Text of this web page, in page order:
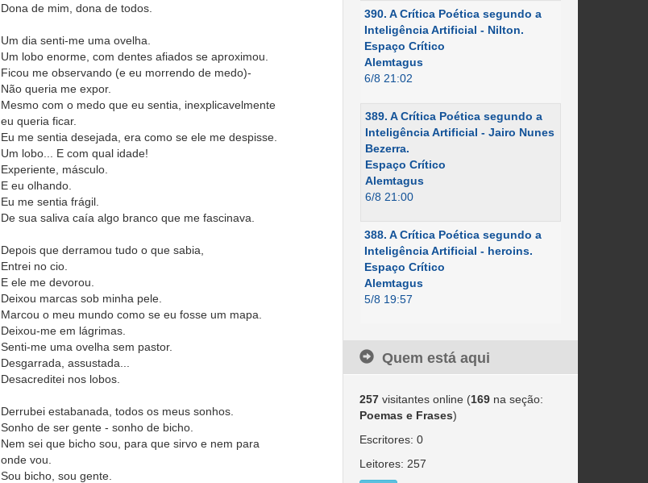
Dona de mim, dona de todos.
Um dia senti-me uma ovelha.
Um lobo enorme, com dentes afiados se aproximou.
Ficou me observando (e eu morrendo de medo)-
Não queria me expor.
Mesmo com o medo que eu sentia, inexplicavelmente
eu queria ficar.
Eu me sentia desejada, era como se ele me despisse.
Um lobo... E com qual idade!
Experiente, másculo.
E eu olhando.
Eu me sentia frágil.
De sua saliva caía algo branco que me fascinava.
Depois que derramou tudo o que sabia,
Entrei no cio.
E ele me devorou.
Deixou marcas sob minha pele.
Marcou o meu mundo como se eu fosse um mapa.
Deixou-me em lágrimas.
Senti-me uma ovelha sem pastor.
Desgarrada, assustada...
Desacreditei nos lobos.
Derrubei estabanada, todos os meus sonhos.
Sonho de ser gente - sonho de bicho.
Nem sei que bicho sou, para que sirvo e nem para
onde vou.
Sou bicho, sou gente.
390. A Crítica Poética segundo a
Inteligência Artificial - Nilton.
Espaço Crítico
Alemtagus
6/8 21:02
389. A Crítica Poética segundo a
Inteligência Artificial - Jairo Nunes
Bezerra.
Espaço Crítico
Alemtagus
6/8 21:00
388. A Crítica Poética segundo a
Inteligência Artificial - heroins.
Espaço Crítico
Alemtagus
5/8 19:57
Quem está aqui
257visitantes online (169na seção:
Poemas e Frases)
Escritores: 0
Leitores: 257